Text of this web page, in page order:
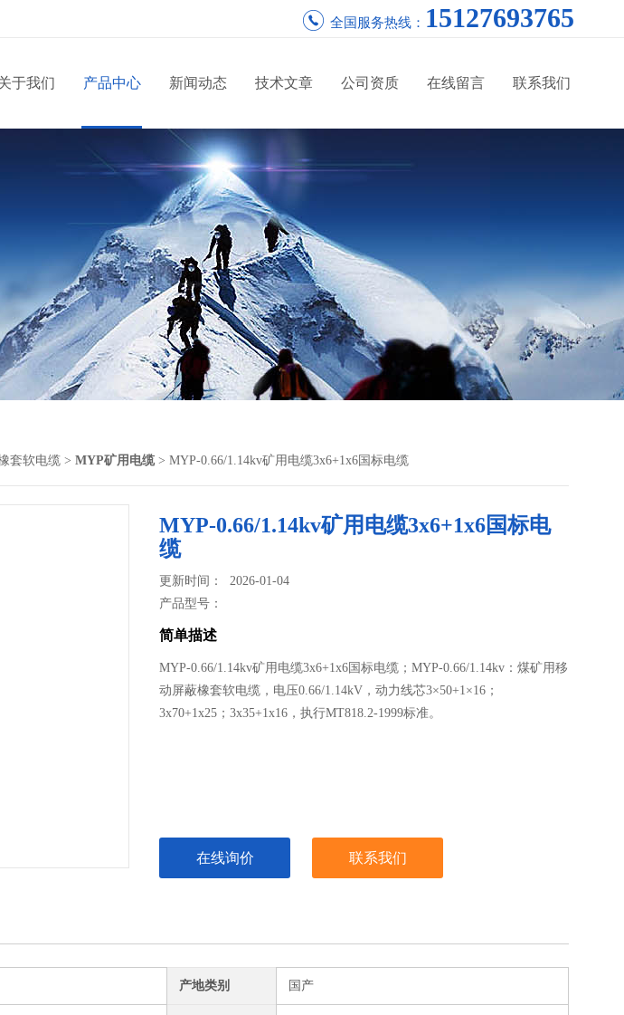
全国服务热线： 15127693765
于我们 产品中心 新闻动态 技术文章 公司资质 在线留言 联系我们
套软电缆 > MYP矿用电缆> MYP-0.66/1.14kv矿用电缆3x6+1x6国标电缆
MYP-0.66/1.14kv矿用电缆3x6+1x6国标电
缆
更新时间： 2026-01-04
产品型号：
简单描述
MYP-0.66/1.14kv矿用电缆3x6+1x6国标电缆；MYP-0.66/1.14kv：煤矿用移
动屏蔽橡套软电缆，电压0.66/1.14kV，动力线芯3×50+1×16；
3x70+1x25；3x35+1x16，执行MT818.2-1999标准。
在线询价 联系我们
产地类别 国产